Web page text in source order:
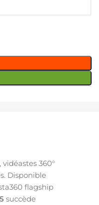
360°
Disponible
flagship
succède